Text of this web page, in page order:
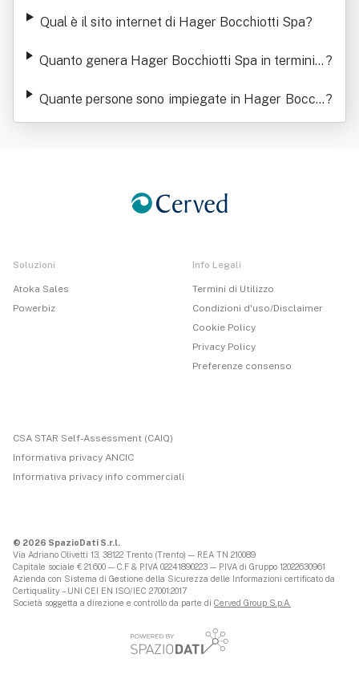
Qual è il sito internet di Hager Bocchiotti Spa?
Quanto genera Hager Bocchiotti Spa in termini d ?
Quante persone sono impiegate in Hager Bocchi
otti Spa
?
Soluzioni
Atoka Sales
Powerbiz
Info Legali
Termini di Utilizzo
Condizioni d'uso/Disclaimer
Cookie Policy
Privacy Policy
Preferenze consenso
CSA STAR Self-Assessment (CAIQ)
Informativa privacy ANCIC
Informativa privacy info commerciali
© 2026 SpazioDati S.r.l.
Via Adriano Olivetti 13, 38122 Trento (Trento) — REA TN 210089
Capitale sociale € 21.600 — C.F & P.IVA 02241890223 — P.IVA di Gruppo 12022630961
Azienda con Sistema di Gestione della Sicurezza delle Informazioni certificato da
Certiquality – UNI CEI EN ISO/IEC 27001:2017
Società soggetta a direzione e controllo da parte di Cerved Group S.p.A.